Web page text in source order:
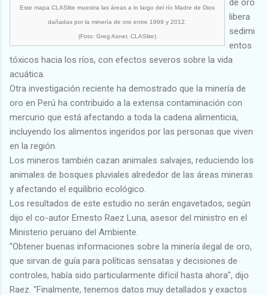
Este mapa CLASlite muestra las áreas a lo largo del río Madre de Dios
dañadas por la minería de oro entre 1999 y 2012.
(Foto: Greg Asner, CLASlite)
libera
sedimi
entos
tóxicos hacia los ríos, con efectos severos sobre la vida
acuática.
Otra investigación reciente ha demostrado que la minería de
oro en Perú ha contribuido a la extensa contaminación con
mercurio que está afectando a toda la cadena alimenticia,
incluyendo los alimentos ingeridos por las personas que viven
en la región.
Los mineros también cazan animales salvajes, reduciendo los
animales de bosques pluviales alrededor de las áreas mineras
y afectando el equilibrio ecológico.
Los resultados de este estudio no serán engavetados, según
dijo el co-autor Ernesto Raez Luna, asesor del ministro en el
Ministerio peruano del Ambiente.
"Obtener buenas informaciones sobre la minería ilegal de oro,
que sirvan de guía para políticas sensatas y decisiones de
controles, había sido particularmente difícil hasta ahora", dijo
Raez. "Finalmente, tenemos datos muy detallados y exactos